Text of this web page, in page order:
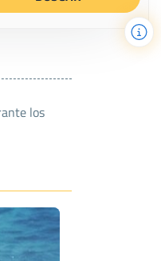
los